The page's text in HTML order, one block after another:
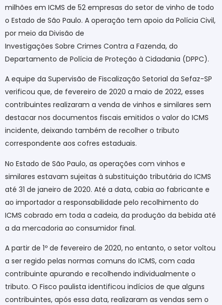
milhões em ICMS de 52 empresas do setor de vinho de todo
o Estado de São Paulo. A operação tem apoio da Polícia Civil,
por meio da Divisão de
Investigações Sobre Crimes Contra a Fazenda, do
Departamento de Polícia de Proteção à Cidadania (DPPC).
A equipe da Supervisão de Fiscalização Setorial da Sefaz-SP
verificou que, de fevereiro de 2020 a maio de 2022, esses
contribuintes realizaram a venda de vinhos e similares sem
destacar nos documentos fiscais emitidos o valor do ICMS
incidente, deixando também de recolher o tributo
correspondente aos cofres estaduais.
No Estado de São Paulo, as operações com vinhos e
similares estavam sujeitas à substituição tributária do ICMS
até 31 de janeiro de 2020. Até a data, cabia ao fabricante e
ao importador a responsabilidade pelo recolhimento do
ICMS cobrado em toda a cadeia, da produção da bebida até
a da mercadoria ao consumidor final.
A partir de 1º de fevereiro de 2020, no entanto, o setor voltou
a ser regido pelas normas comuns do ICMS, com cada
contribuinte apurando e recolhendo individualmente o
tributo. O Fisco paulista identificou indícios de que alguns
contribuintes, após essa data, realizaram as vendas sem o